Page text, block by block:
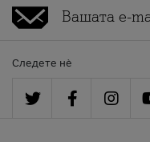
Следете нè